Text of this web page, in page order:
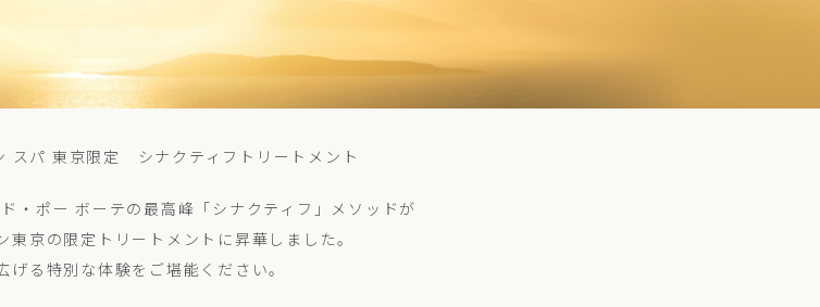
スパ 東京限定 シナクティフトリートメント
・ポー ボーテの最高峰 「シナクティフ」メソッドが
東京の限定トリートメントに昇華しました。
げる 特別な体験をご堪能ください。